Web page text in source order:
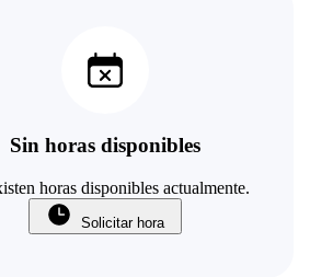
Sin horas disponibles
horas disponibles actualmente.
Solicitar hora